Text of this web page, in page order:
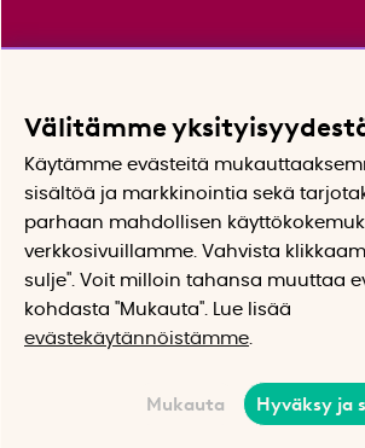
Välitämme
Käytämme evästeitä
sisältöä ja markkinointia sekä
parhaan mahdollisen
verkkosivuillamme. Vahvista
sulje". Voit milloin tahansa muuttaa
kohdasta "Mukauta". Lue lisää
evästekäytännöistämme
Mukauta Hyväksy ja